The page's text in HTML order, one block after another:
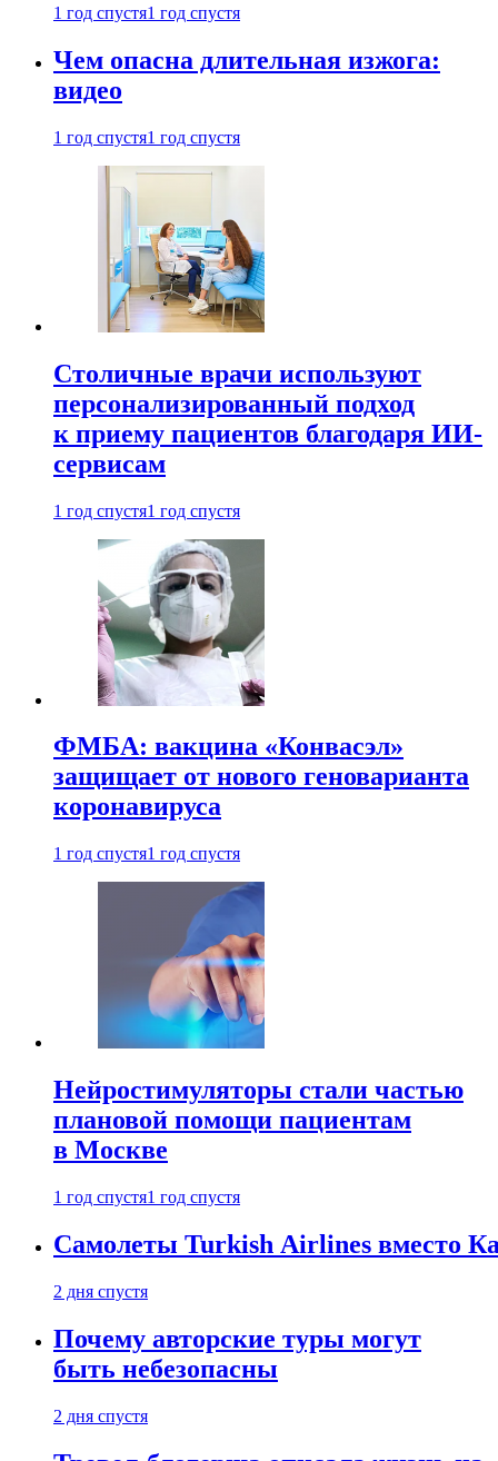
1 год спустя1 год спустя
Чем опасна длительная изжога:
видео
1 год спустя1 год спустя
Столичные врачи используют
персонализированный подход
к приему пациентов благодаря ИИ-
сервисам
1 год спустя1 год спустя
ФМБА: вакцина «Конвасэл»
защищает от нового геноварианта
коронавируса
1 год спустя1 год спустя
Нейростимуляторы стали частью
плановой помощи пациентам
в Москве
1 год спустя1 год спустя
Самолеты Turkish Airlines вместо
2 дня спустя
Почему авторские туры могут
быть небезопасны
2 дня спустя